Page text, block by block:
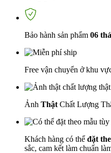
Bảo hành sản phẩm 06
Free vận chuyển ở khu
Ảnh Thật Chất Lượng
Khách hàng có thể đặt
sắc, cam kết làm chuẩn